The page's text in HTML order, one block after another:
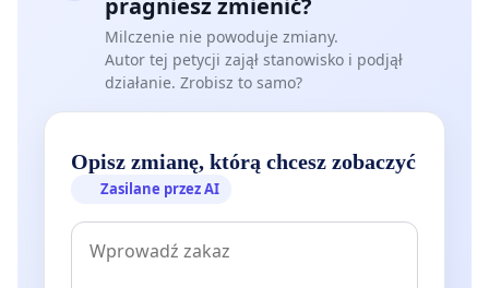
pragniesz zmienić?
Milczenie nie powoduje zmiany.
Autor tej petycji zajął stanowisko i podjął
działanie. Zrobisz to samo?
Opisz zmianę, którą chcesz zobaczyć
Zasilane przez AI